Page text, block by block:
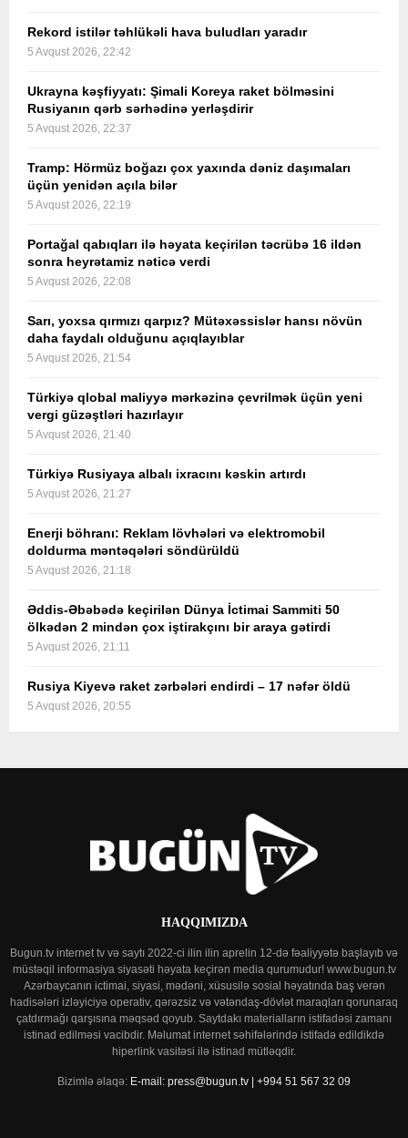
Rekord istilər təhlükəli hava buludları yaradır
5 Avqust 2026, 22:42
Ukrayna kəşfiyyatı: Şimali Koreya raket bölməsini
Rusiyanın qərb sərhədinə yerləşdirir
5 Avqust 2026, 22:37
Tramp: Hörmüz boğazı çox yaxında dəniz daşımaları
üçün yenidən açıla bilər
5 Avqust 2026, 22:19
Portağal qabıqları ilə həyata keçirilən təcrübə 16 ildən
sonra heyrətamiz nəticə verdi
5 Avqust 2026, 22:08
Sarı, yoxsa qırmızı qarpız? Mütəxəssislər hansı növün
daha faydalı olduğunu açıqlayıblar
5 Avqust 2026, 21:54
Türkiyə qlobal maliyyə mərkəzinə çevrilmək üçün yeni
vergi güzəştləri hazırlayır
5 Avqust 2026, 21:40
Türkiyə Rusiyaya albalı ixracını kəskin artırdı
5 Avqust 2026, 21:27
Enerji böhranı: Reklam lövhələri və elektromobil
doldurma məntəqələri söndürüldü
5 Avqust 2026, 21:18
Əddis-Əbəbədə keçirilən Dünya İctimai Sammiti 50
ölkədən 2 mindən çox iştirakçını bir araya gətirdi
5 Avqust 2026, 21:11
Rusiya Kiyevə raket zərbələri endirdi – 17 nəfər öldü
5 Avqust 2026, 20:55
HAQQIMIZDA
Bugun.tv internet tv və saytı 2022-ci ilin ilin aprelin 12-də fəaliyyətə başlayıb və
müstəqil informasiya siyasəti həyata keçirən media qurumudur! www.bugun.tv
Azərbaycanın ictimai, siyasi, mədəni, xüsusilə sosial həyatında baş verən
hadisələri izləyiciyə operativ, qərəzsiz və vətəndaş-dövlət maraqları qorunaraq
çatdırmağı qarşısına məqsəd qoyub. Saytdakı materialların istifadəsi zamanı
istinad edilməsi vacibdir. Məlumat internet səhifələrində istifadə edildikdə
hiperlink vasitəsi ilə istinad mütləqdir.
Bizimlə əlaqə: E-mail: press@bugun.tv | +994 51 567 32 09